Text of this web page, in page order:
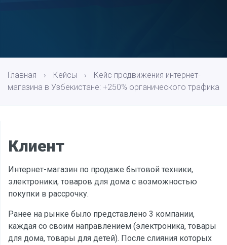
Главная › Кейсы ›
Кейс продвижения интернет-
магазина в Узбекистане: +250% органического трафика
Клиент
Интернет-магазин по продаже бытовой техники,
электроники, товаров для дома с возможностью
покупки в рассрочку.
Ранее на рынке было представлено 3 компании,
каждая со своим направлением (электроника, товары
для дома, товары для детей). После слияния которых